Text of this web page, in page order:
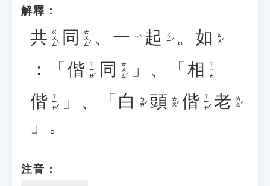
解釋：
共 ㄍㄨㄥˋ 同 ㄊㄨㄥˊ 、 一 ㄧˋ 起 ㄑㄧˇ 。 如 ㄖㄨˊ
：「 偕 ㄒㄧㄝˊ 同 ㄊㄨㄥˊ 」、「 相 ㄒㄧㄤ
偕 ㄒㄧㄝˊ 」、「 白 ㄅㄞˊ 頭 ㄊㄡˊ 偕 ㄒㄧㄝˊ 老 ㄌㄠˇ
」。
注音：